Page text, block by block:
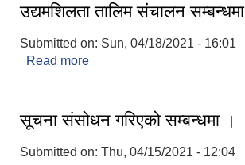
उद्यमशिलता तालिम संचालन सम्बन्धमा
Submitted on: Sun, 04/18/2021 - 16:01
Read more
सूचना संसोधन गरिएको सम्बन्धमा ।
Submitted on: Thu, 04/15/2021 - 12:04